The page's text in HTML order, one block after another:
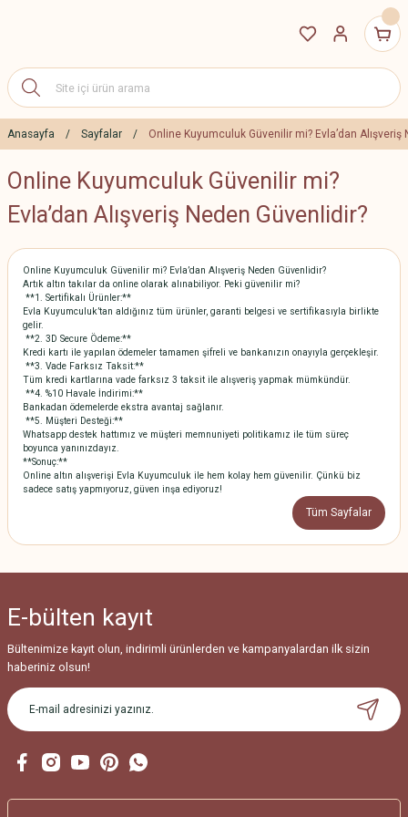
Anasayfa Sayfalar Online Kuyumculuk Güvenilir mi? Evla’dan Alışveriş
Online Kuyumculuk Güvenilir mi?
Evla’dan Alışveriş Neden Güvenlidir?
Online Kuyumculuk Güvenilir mi? Evla’dan Alışveriş Neden Güvenlidir?
Artık altın takılar da online olarak alınabiliyor. Peki güvenilir mi?
**1. Sertifikalı Ürünler:**
Evla Kuyumculuk’tan aldığınız tüm ürünler, garanti belgesi ve sertifikasıyla birlikte
gelir.
**2. 3D Secure Ödeme:**
Kredi kartı ile yapılan ödemeler tamamen şifreli ve bankanızın onayıyla gerçekleşir.
**3. Vade Farksız Taksit:**
Tüm kredi kartlarına vade farksız 3 taksit ile alışveriş yapmak mümkündür.
**4. %10 Havale İndirimi:**
Bankadan ödemelerde ekstra avantaj sağlanır.
**5. Müşteri Desteği:**
Whatsapp destek hattımız ve müşteri memnuniyeti politikamız ile tüm süreç
boyunca yanınızdayız.
**Sonuç:**
Online altın alışverişi Evla Kuyumculuk ile hem kolay hem güvenilir. Çünkü biz
sadece satış yapmıyoruz, güven inşa ediyoruz!
Tüm Sayfalar
E-bülten kayıt
Bültenimize kayıt olun, indirimli ürünlerden ve kampanyalardan ilk sizin
haberiniz olsun!